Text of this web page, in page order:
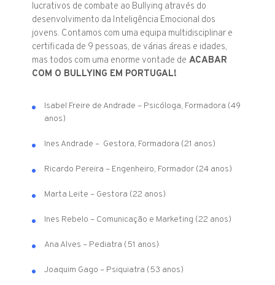
lucrativos de combate ao Bullying através do
desenvolvimento da Inteligência Emocional dos
jovens. Contamos com uma equipa multidisciplinar e
certificada de 9 pessoas, de várias áreas e idades,
mas todos com uma enorme vontade de ACABAR
COM O BULLYING EM PORTUGAL!
Isabel Freire de Andrade – Psicóloga, Formadora (49
anos)
Ines Andrade – Gestora, Formadora (21 anos)
Ricardo Pereira – Engenheiro, Formador (24 anos)
Marta Leite – Gestora (22 anos)
Ines Rebelo – Comunicação e Marketing (22 anos)
Ana Alves – Pediatra (51 anos)
Joaquim Gago – Psiquiatra (53 anos)